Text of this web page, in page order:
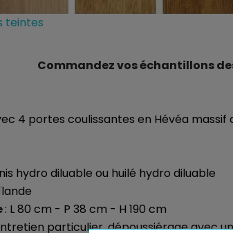
teintes
Commandez vos échantillons
4 portes coulissantes en Hévéa massif
hydro diluable ou huilé hydro diluable
: L 80 cm - P 38 cm - H 190 cm
particulier, dépoussiérage avec